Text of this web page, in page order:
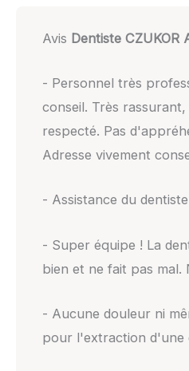
Avis Dentiste CZUKOR
- Personnel très
conseil. Très
respecté. Pas
Adresse vivement
- Assistance du
- Super équipe ! La
bien et ne fait pas mal.
- Aucune douleur ni
pour l'extraction d'une